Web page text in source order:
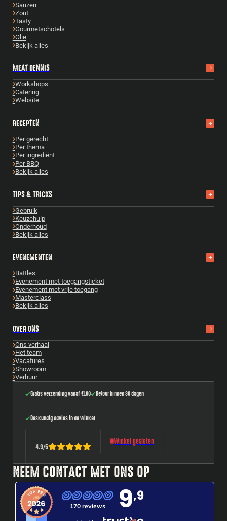
Sauzen
Zout
Tasty
Gourmetschotels
Olie
Bekijk alles
MEAT DENNIS
Workshops
Catering
Website
RECEPTEN
Per gerecht
Per thema
Per ingrediënt
Per BBQ
Bekijk alles
TIPS & TRICKS
Gebruik
Keuzehulp
Onderhoud
Bekijk alles
EVENEMENTEN
Battles
Evenement met toegangsticket
Evenement met vrije toegang
Masterclass
Bekijk alles
OVER ONS
Ons verhaal
Het team
Vacatures
Showroom
Verhuur
Gratis verzending vanaf €100 Retour binnen 30 dagen
Deskundig advies in de winkel
4.9/5
Winkel gesloten
NEEM CONTACT MET ONS OP
170 reviews 9,9